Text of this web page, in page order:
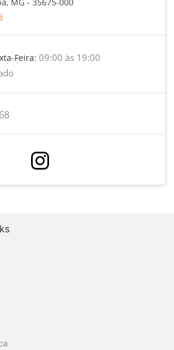
Feira: 09:00 às 19:00